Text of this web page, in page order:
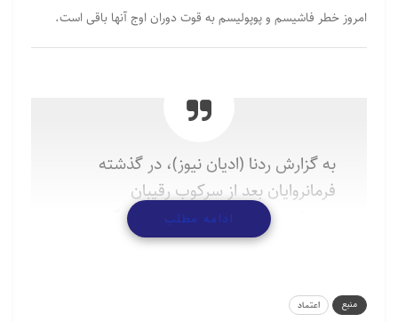
امروز خطر فاشیسم و پوپولیسم به قوت دوران اوج آنها باقی است.
به گزارش ردنا (ادیان نیوز)، در گذشته
فرمانروایان بعد از سرکوب رقیبان
می‌توانستند پیروزی خود را جشن بگیرند و
نیازی به حمایت توده مردم نداشتند، زیرا
اطاعت وادار کنند. اما با اهمیت یافتن افکار
ادامه مطلب
منبع
اعتماد